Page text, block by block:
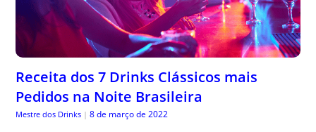
Receita dos 7 Drinks Clássicos mais
Pedidos na Noite Brasileira
Mestre dos Drinks | 8 de março de 2022